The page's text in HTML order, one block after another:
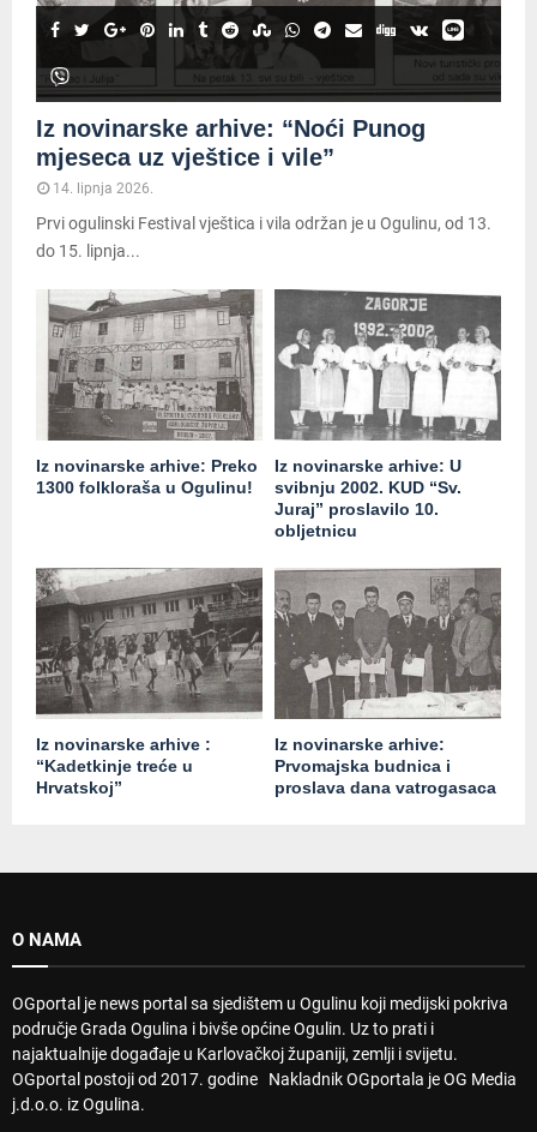
Iz novinarske arhive: “Noći Punog
mjeseca uz vještice i vile”
14. lipnja 2026.
Prvi ogulinski Festival vještica i vila održan je u Ogulinu, od 13.
do 15. lipnja...
Iz novinarske arhive: Preko
1300 folkloraša u Ogulinu!
Iz novinarske arhive: U
svibnju 2002. KUD “Sv.
Juraj” proslavilo 10.
obljetnicu
Iz novinarske arhive :
“Kadetkinje treće u
Hrvatskoj”
Iz novinarske arhive:
Prvomajska budnica i
proslava dana vatrogasaca
O NAMA
OGportal je news portal sa sjedištem u Ogulinu koji medijski pokriva
područje Grada Ogulina i bivše općine Ogulin. Uz to prati i
najaktualnije događaje u Karlovačkoj županiji, zemlji i svijetu.
OGportal postoji od 2017. godine Nakladnik OGportala je OG Media
j.d.o.o. iz Ogulina.